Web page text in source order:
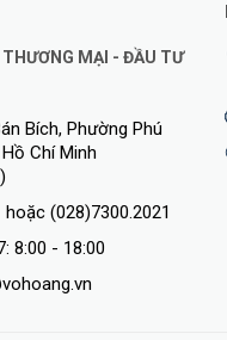
MẠI - ĐẦU TƯ
Bích, Phường Phú
Chí Minh
hoặc (028)7300.2021
8:00 - 18:00